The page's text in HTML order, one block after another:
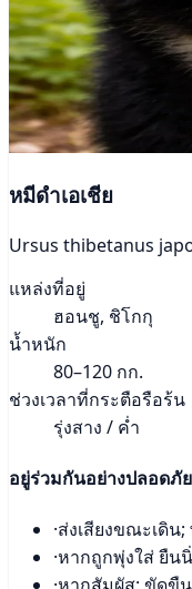
หมีดำเอเชีย
Ursus thibetanus
แหล่งที่อยู่
ฮอนชู, ชิโกกุ
น้ำหนัก
80–120 กก.
ช่วงเวลาที่กระตือรือร้น
รุ่งสาง / ค่ำ
อยู่ร่วมกันอย่างปลอดภัย
·ส่งเสียงขณะเดิน
·หากถูกพุ่งใส่ ยืน